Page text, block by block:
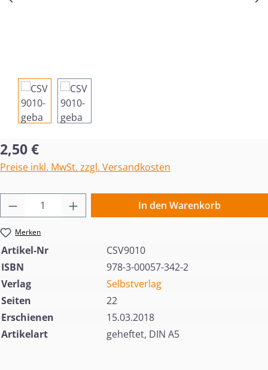
Regulärer Preis:
2,50 €
Preise inkl. MwSt. zzgl. Versandkosten
Produkt Anzahl: Gib den gewünschten
In den Warenkorb
Merken
Artikel-Nr
CSV9010
ISBN
978-3-00057-342-2
Verlag
Selbstverlag
Seiten
22
Erschienen
15.03.2018
Artikelart
geheftet, DIN A5